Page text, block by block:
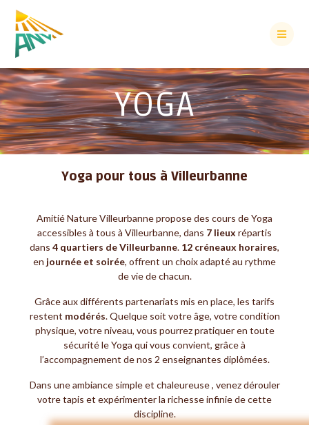
YOGA
Yoga pour tous à Villeurbanne
Amitié Nature Villeurbanne propose des cours de Yoga
accessibles à tous à Villeurbanne, dans 7 lieux répartis
dans 4 quartiers de Villeurbanne. 12 créneaux horaires,
en journée et soirée, offrent un choix adapté au rythme
de vie de chacun.
Grâce aux différents partenariats mis en place, les tarifs
restent modérés. Quelque soit votre âge, votre condition
physique, votre niveau, vous pourrez pratiquer en toute
sécurité le Yoga qui vous convient, grâce à
l’accompagnement de nos 2 enseignantes diplômées.
Dans une ambiance simple et chaleureuse , venez dérouler
votre tapis et expérimenter la richesse infinie de cette
discipline.